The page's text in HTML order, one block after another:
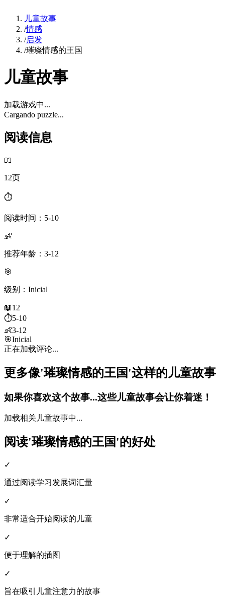
儿童故事
/情感
/启发
/璀璨情感的王国
儿童故事
加载游戏中...
Cargando puzzle...
阅读信息
📖
12页
⏱️
阅读时间：5-10
👶
推荐年龄：3-12
🎯
级别：Inicial
📖12
⏱️5-10
👶3-12
🎯Inicial
正在加载评论...
更多像'璀璨情感的王国'这样的儿童故事
如果你喜欢这个故事...这些儿童故事会让你着迷！
加载相关儿童故事中...
阅读'璀璨情感的王国'的好处
✓
通过阅读学习发展词汇量
✓
非常适合开始阅读的儿童
✓
便于理解的插图
✓
旨在吸引儿童注意力的故事